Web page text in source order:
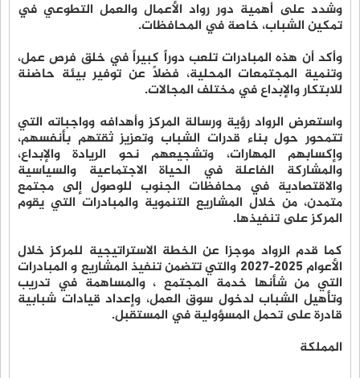
وشدد على أهمية دور رواد الأعمال والعمل التطوعي في
تمكين الشباب، خاصة في المحافظات.
وأكد أن هذه المبادرات تلعب دوراً كبيراً في خلق فرص عمل،
وتنمية المجتمعات المحلية، فضلاً عن توفير بيئة حاضنة
للابتكار والإبداع في مختلف المجالات.
واستعرض الرواد رؤية ورسالة المركز وأهدافه وواجباته التي
تتمحور حول بناء قدرات الشباب وتعزيز ثقتهم بأنفسهم،
وإكسابهم المهارات، وتشجيعهم نحو الريادة والإبداع،
والمشاركة الفاعلة في الحياة الاجتماعية والسياسية
والاقتصادية في محافظات الجنوب للوصول إلى مجتمع
متمدن، من خلال المشاريع التنموية والمبادرات التي يقوم
المركز على تنفيذها.
كما قدم الرواد موجزا عن الخطة الاستراتيجية للمركز خلال
الأعوام 2025-2027 والتي تتضمن تنفيذ المشاريع و المبادرات
التي من شأنها خدمة المجتمع ، والمساهمة في تدريب
وتأهيل الشباب لدخول سوق العمل، وإعداد قيادات شبابية
قادرة على تحمل المسؤولية في المستقبل.
المملكة